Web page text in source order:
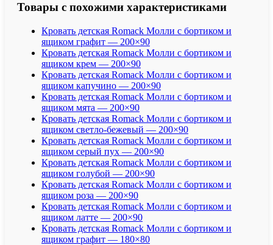
Товары с похожими характеристиками
Кровать детская Romack Молли с бортиком и
ящиком графит — 200×90
Кровать детская Romack Молли с бортиком и
ящиком крем — 200×90
Кровать детская Romack Молли с бортиком и
ящиком капучино — 200×90
Кровать детская Romack Молли с бортиком и
ящиком мята — 200×90
Кровать детская Romack Молли с бортиком и
ящиком светло-бежевый — 200×90
Кровать детская Romack Молли с бортиком и
ящиком серый пух — 200×90
Кровать детская Romack Молли с бортиком и
ящиком голубой — 200×90
Кровать детская Romack Молли с бортиком и
ящиком роза — 200×90
Кровать детская Romack Молли с бортиком и
ящиком латте — 200×90
Кровать детская Romack Молли с бортиком и
ящиком графит — 180×80